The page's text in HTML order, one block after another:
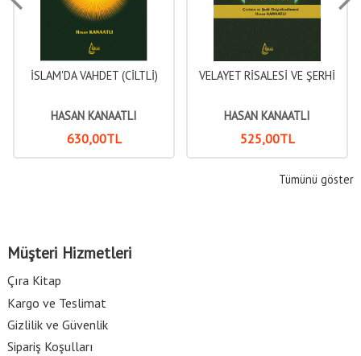
İSLAM'DA VAHDET (CİLTLİ)
HASAN KANAATLI
630,00TL
VELAYET RİSALESİ VE ŞERHİ
HASAN KANAATLI
525,00TL
Tümünü göster
Müşteri Hizmetleri
Çıra Kitap
Kargo ve Teslimat
Gizlilik ve Güvenlik
Sipariş Koşulları